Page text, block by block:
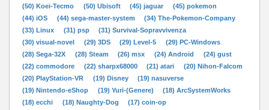
(50) Koei-Tecmo
(50) Ubisoft (45) jaguar
(45) pokemon
(44) iOS
(44) sega-master-system
(34) The-Pokemon-Company
(33) Linux
(31) psp
(31) Survival-Sopravvivenza
(30) visual-novel
(29) 3DS (29) Level-5
(29) PC-Windows
(28) Sega-32X
(28) Steam (26) msx (24) Android
(24) gust
(22) commodore
(22) sharpx68000 (21) atari
(20) Nihon-Falcom
(20) PlayStation-VR
(19) Disney
(19) nasuverse
(19) Nintendo-eShop
(19) Yuri-(Genere)
(18) ArcSystemWorks
(18) ecchi
(18) Naughty-Dog
(17) coin-op